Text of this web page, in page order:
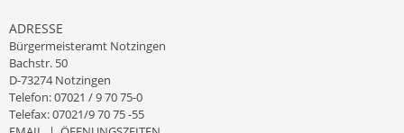
ADRESSE
Bürgermeisteramt Notzingen
Bachstr. 50
D-73274 Notzingen
Telefon: 07021 / 9 70 75-0
Telefax: 07021/9 70 75 -55